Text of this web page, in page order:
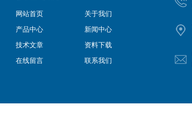
网站首页
关于我们
产品中心
新闻中心
技术文章
资料下载
在线留言
联系我们